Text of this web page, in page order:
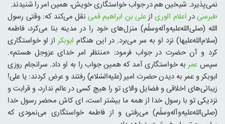
نمی‌پذیرد. شیخین هم در جواب خواستگاری خویش، همین امر را شنیدند.
طبرسیدر اعلام الوریازعلی بن ابراهیم قمینقل می‌کند که: وقتی رسول
الله (صلی‌الله‌علیه‌و‌آله‌وسلّم) منزل‌های خود را در مدینه بنا می‌کرد، فاطمه
(سلام‌الله‌علیها) نزد او به سر می‌برد. در این هنگام ابوبکر از او خواستگاری
کرد و آن حضرت در جواب فرمود: «منتظر امر خدای عزوجل هستم».
سپس عمربه خواستگاری آمد که همین جواب را به او داد. سرانجام روزی
ابوبکر و عمر به دیدن حضرت امیر (علیه‌السّلام) رفتند و عرض کردند: یا علی!
زیبائی‌های اخلاقی و فضایل والای تو را هیچ کسی در عالم ندارد، و قرابت و
نزدیکی تو با رسول خدا از همه ما بیشتر است، ‌ای کاش محضر رسول خدا
(صلی‌الله‌علیه‌و‌آله‌وسلّم) می‌رفتی و از فاطمه خواستگاری می‌نمودی که